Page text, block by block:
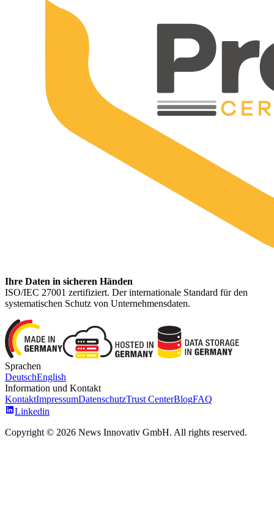
Ihre Daten in sicheren Händen
ISO/IEC 27001 zertifiziert. Der internationale Standard für den
systematischen Schutz von Unternehmensdaten.
Sprachen
DeutschEnglish
Information und Kontakt
KontaktImpressumDatenschutzTrust CenterBlogFAQ
Linkedin
Copyright © 2026 News Innovativ GmbH. All rights reserved.